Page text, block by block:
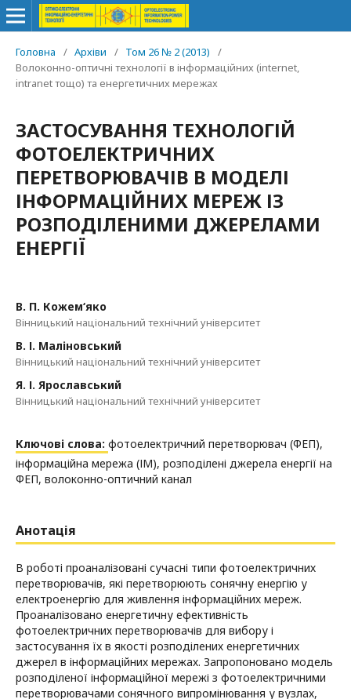
Головна / Архіви / Том 26 № 2 (2013)
/
Волоконно-оптичні технології в інформаційних (internet,
intranet тощо) та енергетичних мережах
ЗАСТОСУВАННЯ ТЕХНОЛОГІЙ
ФОТОЕЛЕКТРИЧНИХ
ПЕРЕТВОРЮВАЧІВ В МОДЕЛІ
ІНФОРМАЦІЙНИХ МЕРЕЖ ІЗ
РОЗПОДІЛЕНИМИ ДЖЕРЕЛАМИ
ЕНЕРГІЇ
В. П. Кожем‘яко
Вінницький національний технічний університет
В. І. Маліновський
Вінницький національний технічний університет
Я. І. Ярославський
Вінницький національний технічний університет
Ключові слова: фотоелектричний перетворювач (ФЕП),
інформаційна мережа (ІМ), розподілені джерела енергії на
ФЕП, волоконно-оптичний канал
Анотація
В роботі проаналізовані сучасні типи фотоелектричних
перетворювачів, які перетворюють сонячну енергію у
електроенергію для живлення інформаційних мереж.
Проаналізовано енергетичну ефективність
фотоелектричних перетворювачів для вибору і
застосування їх в якості розподілених енергетичних
джерел в інформаційних мережах. Запропоновано модель
розподіленої інформаційної мережі з фотоелектричними
перетворювачами сонячного випромінювання у вузлах,